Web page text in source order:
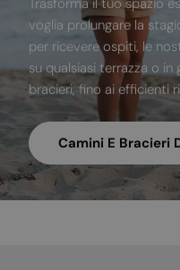
Trasforma il tuo spazio
voglia prolungare la
per ricevere ospiti, le
su qualsiasi terrazza o
bracieri, fino ai efficienti
Camini E Bracieri